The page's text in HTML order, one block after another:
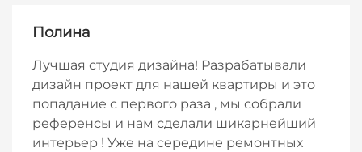
Полина
Лучшая студия дизайна! Разрабатывали
дизайн проект для нашей квартиры и это
попадание с первого раза , мы собрали
референсы и нам сделали шикарнейший
интерьер ! Уже на середине ремонтных